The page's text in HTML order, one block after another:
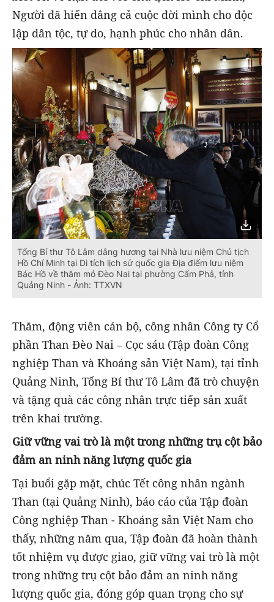
Người đã hiến dâng cả cuộc đời mình cho độc
lập dân tộc, tự do, hạnh phúc cho nhân dân.
Tổng Bí thư Tô Lâm dâng hương tại Nhà lưu niệm Chủ tịch
Hồ Chí Minh tại Di tích lịch sử quốc gia Địa điểm lưu niệm
Bác Hồ về thăm mỏ Đèo Nai tại phường Cẩm Phả, tỉnh
Quảng Ninh - Ảnh: TTXVN
Thăm, động viên cán bộ, công nhân Công ty Cổ
phần Than Đèo Nai – Cọc sáu (Tập đoàn Công
nghiệp Than và Khoáng sản Việt Nam), tại tỉnh
Quảng Ninh, Tổng Bí thư Tô Lâm đã trò chuyện
và tặng quà các công nhân trực tiếp sản xuất
trên khai trường.
Giữ vững vai trò là một trong những trụ cột bảo
đảm an ninh năng lượng quốc gia
Tại buổi gặp mặt, chúc Tết công nhân ngành
Than (tại Quảng Ninh), báo cáo của Tập đoàn
Công nghiệp Than - Khoáng sản Việt Nam cho
thấy, những năm qua, Tập đoàn đã hoàn thành
tốt nhiệm vụ được giao, giữ vững vai trò là một
trong những trụ cột bảo đảm an ninh năng
lượng quốc gia, đóng góp quan trọng cho sự